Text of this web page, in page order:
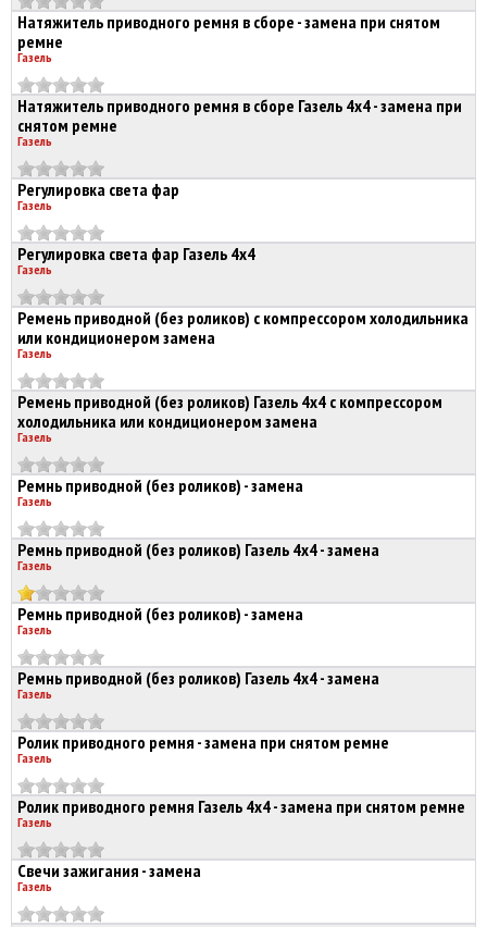
Натяжитель приводного ремня в сборе - замена при снятом
ремне
Газель
Натяжитель приводного ремня в сборе Газель 4х4 - замена при
снятом ремне
Газель
Регулировка света фар
Газель
Регулировка света фар Газель 4х4
Газель
Ремень приводной (без роликов) с компрессором холодильника
или кондиционером замена
Газель
Ремень приводной (без роликов) Газель 4х4 с компрессором
холодильника или кондиционером замена
Газель
Ремнь приводной (без роликов) - замена
Газель
Ремнь приводной (без роликов) Газель 4х4 - замена
Газель
Ремнь приводной (без роликов) - замена
Газель
Ремнь приводной (без роликов) Газель 4х4 - замена
Газель
Ролик приводного ремня - замена при снятом ремне
Газель
Ролик приводного ремня Газель 4х4 - замена при снятом ремне
Газель
Свечи зажигания - замена
Газель